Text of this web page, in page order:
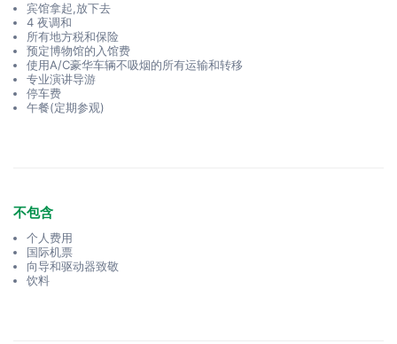
宾馆拿起,放下去
4 夜调和
所有地方税和保险
预定博物馆的入馆费
使用A/C豪华车辆不吸烟的所有运输和转移
专业演讲导游
停车费
午餐(定期参观)
不包含
个人费用
国际机票
向导和驱动器致敬
饮料